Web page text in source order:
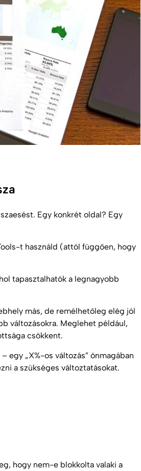
Egy konkrét oldal? Egy
t használd (attól függően, hogy
tapasztalhatók a legnagyobb
más, de remélhetőleg elég jól
változásokra. Meglehet például,
csökkent.
egy „X%-os változás” önmagában
a szükséges változtatásokat.
hogy nem-e blokkolta valaki a